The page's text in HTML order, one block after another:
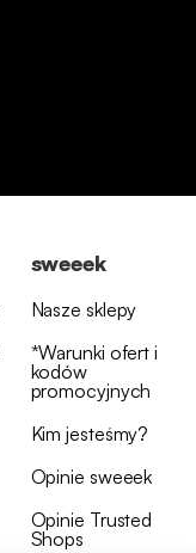
sweeek
Nasze sklepy
*Warunki ofert i
kodów
promocyjnych
Kim jesteśmy?
Opinie sweeek
Opinie Trusted
Shops